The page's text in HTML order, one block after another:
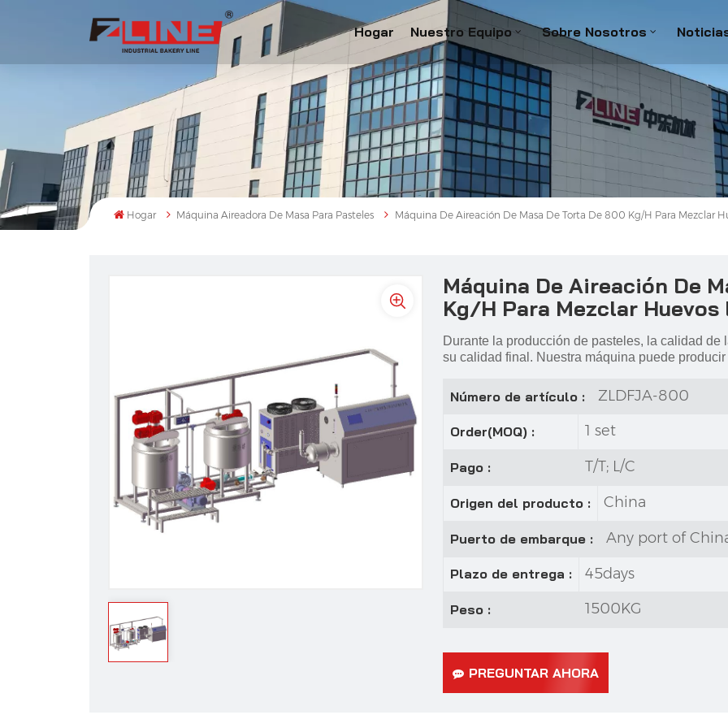
Hogar Nuestro Equipo Sobre Nosotros
Hogar Máquina Aireadora De Masa Para Pasteles Máquina De Aireación De Masa De Torta De 800 Kg/h Para Mezclar
Máquina De Aireación De
Kg/h Para Mezclar Huevos
Durante la producción de pasteles, la calidad
su calidad final. Nuestra máquina puede
Número de artículo : ZLDFJA-800
Order(MOQ) : 1 set
Pago : T/T; L/C
Origen del producto : China
Puerto de embarque : Any port of
Plazo de entrega : 45days
Peso : 1500KG
PREGUNTAR AHORA